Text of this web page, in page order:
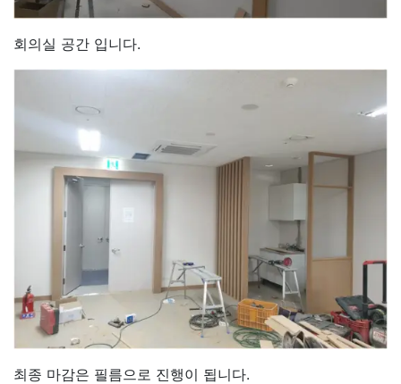
회의실 공간 입니다.
최종 마감은 필름으로 진행이 됩니다.